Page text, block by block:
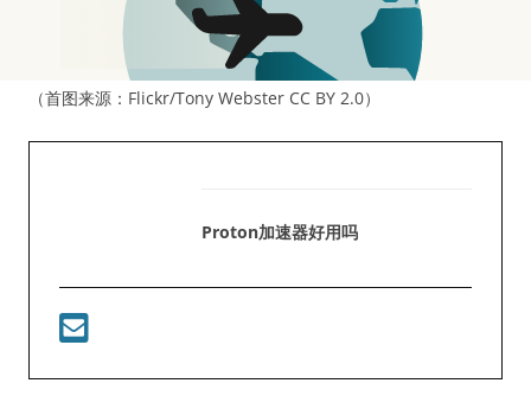
力，知情人士也透露目前还没有「Olympus」模型的具体发布时
（首图来源：Flickr/Tony Webster CC BY 2.0）
Proton加速器好用吗